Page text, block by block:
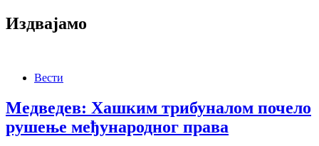
Издвајамо
Вести
Медведев: Хашким трибуналом почело
рушење међународног права